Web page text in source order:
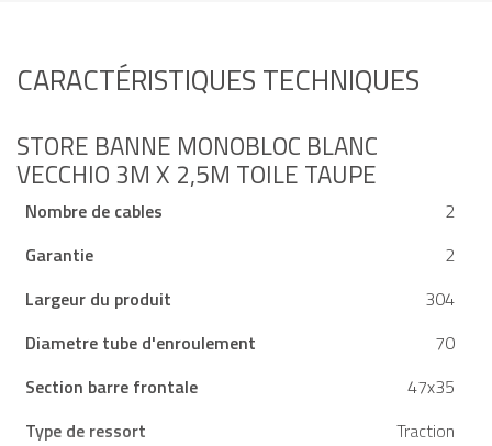
CARACTÉRISTIQUES TECHNIQUES
STORE BANNE MONOBLOC BLANC
VECCHIO 3M X 2,5M TOILE TAUPE
Nombre de cables
2
Garantie
2
Largeur du produit
304
Diametre tube d'enroulement
70
Section barre frontale
47x35
Type de ressort
Traction